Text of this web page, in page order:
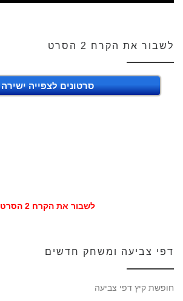
לשבור את הקרח 2 הסרט
סרטונים לצפייה ישירה
לשבור את הקרח 2 הסרט
דפי צביעה ומשחק חדשים
חופשת קיץ דפי צביעה